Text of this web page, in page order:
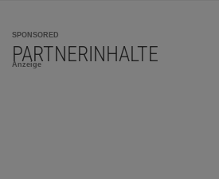
SPONSORED
PARTNERINHALTE
Anzeige